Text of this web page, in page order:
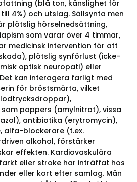
(blå ton, känslighet för
till 4%) och utslag. Sällsynta men
plötslig hörselnedsättning,
som varar över 4 timmar,
medicinsk intervention för att
plötslig synförlust (icke-
optisk neuropati) eller
kan interagera farligt med
för bröstsmärta, vilket
poppers (amylnitrat), vissa
antibiotika (erytromycin),
alfa-blockerare (t.ex.
alkohol, förstärker
effekten. Kardiovaskulära
eller stroke har inträffat hos
eller kort efter samlag. Män